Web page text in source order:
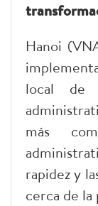
Hanoi
local de
más
rapidez y
cerca de la